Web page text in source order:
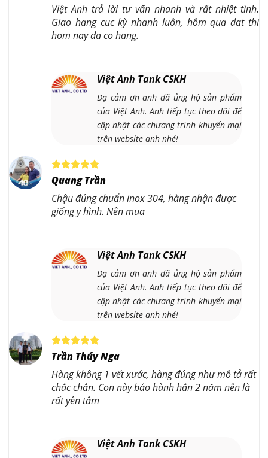
Việt Anh trả lời tư vấn nhanh và rất nhiệt tình.
Giao hang cuc kỳ nhanh luôn, hôm qua dat thi
hom nay da co hang.
Việt Anh Tank CSKH
Dạ cảm ơn anh đã ủng hộ sản phẩm
của Việt Anh. Anh tiếp tục theo dõi để
cập nhật các chương trình khuyến mại
trên website anh nhé!
Quang Trần
Chậu đúng chuẩn inox 304, hàng nhận được
giống y hình. Nên mua
Việt Anh Tank CSKH
Dạ cảm ơn anh đã ủng hộ sản phẩm
của Việt Anh. Anh tiếp tục theo dõi để
cập nhật các chương trình khuyến mại
trên website anh nhé!
Trần Thúy Nga
Hàng không 1 vết xước, hàng đúng như mô tả rất
chắc chắn. Con này bảo hành hẳn 2 năm nên là
rất yên tâm
Việt Anh Tank CSKH